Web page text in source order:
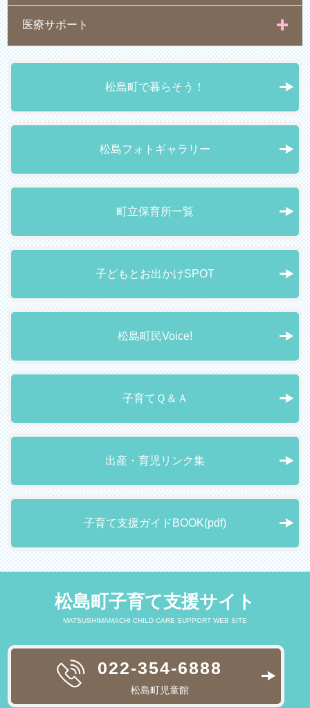
医療サポート
松島町で暮らそう！
松島フォトギャラリー
町立保育所一覧
子どもとお出かけSPOT
松島町民Voice!
子育てＱ＆Ａ
出産・育児リンク集
子育て支援ガイドBOOK(pdf)
松島町子育て支援サイト
MATSUSHIMAMACHI CHILD CARE SUPPORT WEB SITE
022-354-6888
松島町児童館